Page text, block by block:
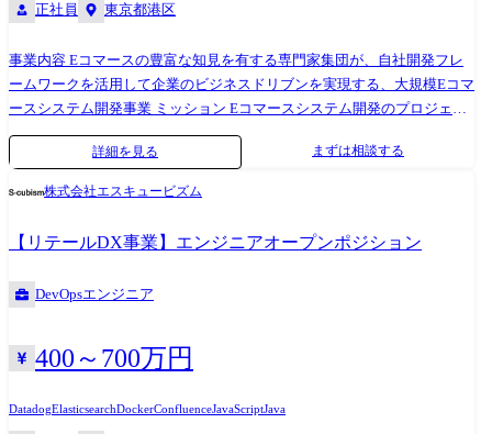
正社員 東京都港区
事業内容 Eコマースの豊富な知見を有する専門家集団が、自社開発フレ
ームワークを活用して企業のビジネスドリブンを実現する、大規模Eコマ
ースシステム開発事業 ミッション Eコマースシステム開発のプロジェク
ト推進 クライアント・案件例 ・大手不動産会社のテナント企業向け会員
制施設・サービスの予約、決済システムの開発 仕事内容(想定) ・社内や
外部ベンダーと連携したプロジェクト管理 ・プロジェクトメンバーの管
を想定しています. ※1 業務変更の範囲:会社内でのすべての業務 開発環
境 ・フロントエンド:JavaScript/TypeScript、Vue.js、Nuxt.js ・バックエン
ド:Java、Spring Boot ・データベース:Microsoft SQL Server、MySQL、
Redis ・コンテナ:Docker、Amazon ECS ・インフラ:AWS (EC2、ECS、
理:AWS CDK (CloudFormation), Packer ・監視:Datadog ・ロ
グ:Elasticsearch、Kibana ・CI/CD:Jenkins,
詳細を見る まずは相談する
株式会社エスキュービズム
【リテールDX事業】エンジニアオープンポジション
DevOpsエンジニア
400～700万円
DatadogElasticsearchDockerConfluenceJavaScriptJava